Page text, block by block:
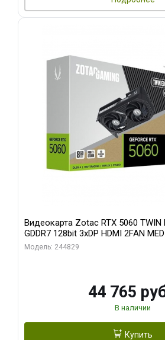
Видеокарта Zotac RTX 5060 TWIN
GDDR7 128bit 3xDP HDMI 2FAN
Модель: 244829
44 765
В наличии
Купить